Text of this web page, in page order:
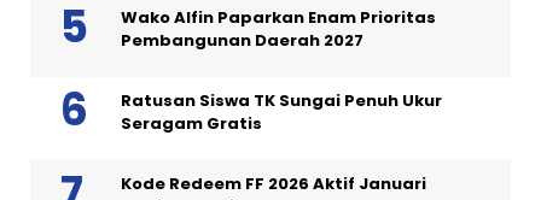
Wako Alfin Paparkan Enam Prioritas
Pembangunan Daerah 2027
Ratusan Siswa TK Sungai Penuh Ukur
Seragam Gratis
Kode Redeem FF 2026 Aktif Januari